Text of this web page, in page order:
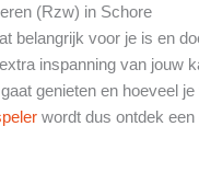
(Rzw) in Schore
belangrijk voor je is en
inspanning van jouw
genieten en hoeveel
wordt dus ontdek